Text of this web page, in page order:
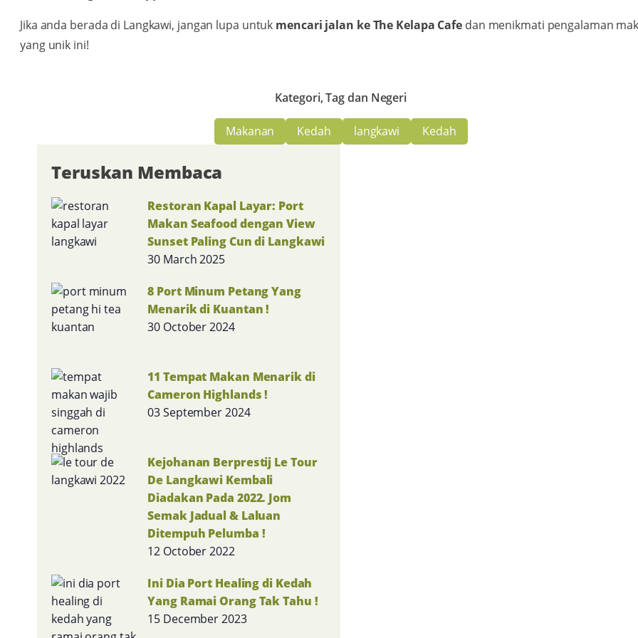
Jika anda berada di Langkawi, jangan lupa untuk mencari jalan ke The Kelapa Cafe dan menikmati pengalaman
yang unik ini!
Kategori, Tag dan Negeri
Makanan Kedah langkawi Kedah
Teruskan Membaca
Restoran Kapal Layar: Port
Makan Seafood dengan View
Sunset Paling Cun di Langkawi
30 March 2025
8 Port Minum Petang Yang
Menarik di Kuantan !
30 October 2024
11 Tempat Makan Menarik di
Cameron Highlands !
03 September 2024
Kejohanan Berprestij Le Tour
De Langkawi Kembali
Diadakan Pada 2022. Jom
Semak Jadual & Laluan
Ditempuh Pelumba !
12 October 2022
Ini Dia Port Healing di Kedah
Yang Ramai Orang Tak Tahu !
15 December 2023